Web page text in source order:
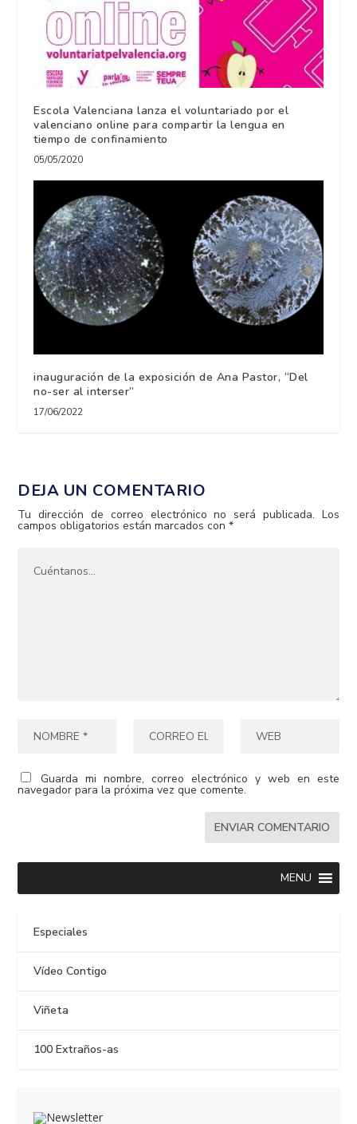
Escola Valenciana lanza el voluntariado por el
valenciano online para compartir la lengua en
tiempo de confinamiento
05/05/2020
inauguración de la exposición de Ana Pastor, “Del
no-ser al interser”
17/06/2022
DEJA UN COMENTARIO
Tu dirección de correo electrónico no será publicada. Los
campos obligatorios están marcados con*
Guarda mi nombre, correo electrónico y web en este
navegador para la próxima vez que comente.
MENU
Especiales
Vídeo Contigo
Viñeta
100 Extraños-as